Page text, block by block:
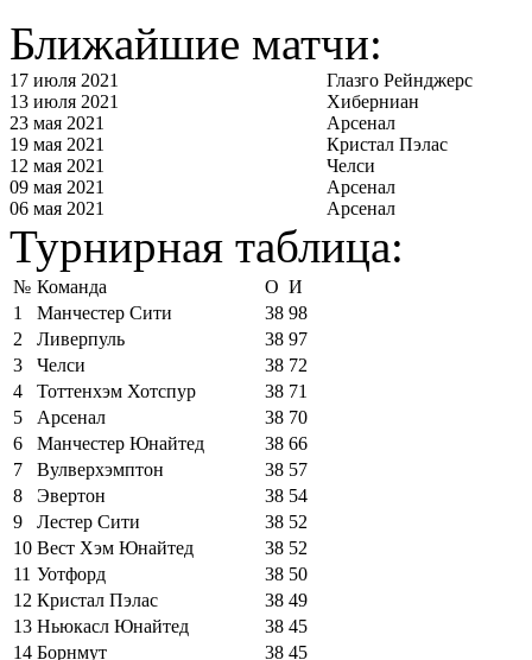
Ближайшие матчи:
17 июля 2021
Глазго Рейнджерс
13 июля 2021
Хиберниан
23 мая 2021
Арсенал
19 мая 2021
Кристал Пэлас
12 мая 2021
Челси
09 мая 2021
Арсенал
06 мая 2021
Арсенал
Турнирная таблица:
№ Команда О И
1
Манчестер Сити 38 98
2
Ливерпуль 38 97
3
Челси 38 72
4
Тоттенхэм Хотспур 38 71
5
Арсенал 38 70
6
Манчестер Юнайтед 38 66
7
Вулверхэмптон 38 57
8
Эвертон 38 54
9
Лестер Сити 38 52
10 Вест Хэм Юнайтед 38 52
11 Уотфорд 38 50
12 Кристал Пэлас 38 49
13 Ньюкасл Юнайтед 38 45
14 Борнмут 38 45